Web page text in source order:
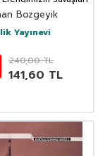
Bozgeyik
Yayınevi
240,00TL
141,60 TL